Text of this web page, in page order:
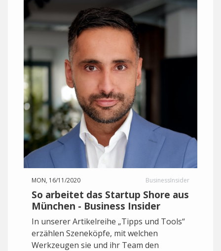
MON, 16/11/2020 BusinessInsider
So arbeitet das Startup Shore aus
München - Business Insider
In unserer Artikelreihe „Tipps und Tools“
erzählen Szeneköpfe, mit welchen
Werkzeugen sie und ihr Team den